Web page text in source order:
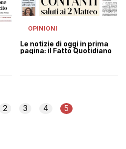
OPINIONI
Le notizie di oggi in prima
pagina: il Fatto Quotidiano
2 3 4 5